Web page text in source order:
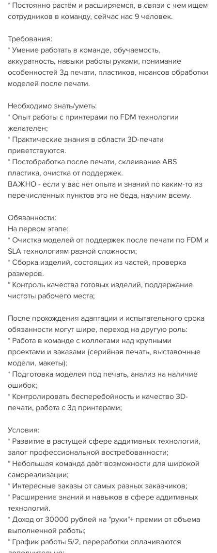
* Постоянно растём и расширяемся, в связи с чем ищем
сотрудников в команду, сейчас нас 9 человек.
Требования:
* Умение работать в команде, обучаемость,
аккуратность, навыки работы руками, понимание
особенностей 3д печати, пластиков, нюансов обработки
моделей после печати.
Необходимо знать/уметь:
* Опыт работы с принтерами по FDM технологии
желателен;
* Практические знания в области 3D-печати
приветствуются.
* Постобработка после печати, склеивание ABS
пластика, очистка от поддержек.
ВАЖНО - если у вас нет опыта и знаний по каким-то из
перечисленных пунктов это не беда, научим всему.
Обязанности:
На первом этапе:
* Очистка моделей от поддержек после печати по FDM и
SLA технологиям разной сложности;
* Сборка изделий, состоящих из частей, проверка
размеров.
* Контроль качества готовых изделий, поддержание
чистоты рабочего места;
После прохождения адаптации и испытательного срока
обязанности могут шире, переход на другую роль:
* Работа в команде с коллегами над крупными
проектами и заказами (серийная печать, выставочные
модели, макеты);
* Подготовка моделей под печать, анализ на наличие
ошибок;
* Контролировать бесперебойность и качество 3D-
печати, работа с 3д принтерами;
Условия:
* Развитие в растущей сфере аддитивных технологий,
залог профессиональной востребованности;
* Небольшая команда даёт возможности для широкой
самореализации;
* Интересные заказы от самых разных заказчиков;
* Расширение знаний и навыков в сфере аддитивных
технологий.
* Доход от 30000 рублей на "руки"+ премии от объема
выполненной работы;
* График работы 5/2, переработки оплачиваются